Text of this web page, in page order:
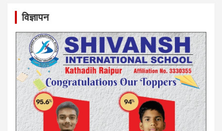
विज्ञापन